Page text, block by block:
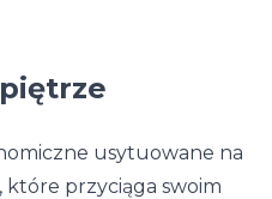
usytuowane na
przyciąga swoim